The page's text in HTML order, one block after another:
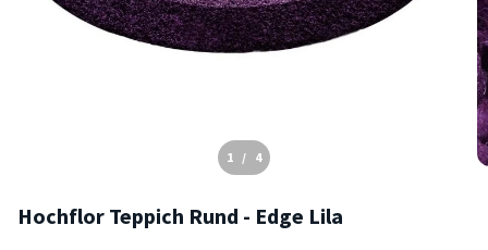
1 / 4
Hochflor Teppich Rund - Edge Lila